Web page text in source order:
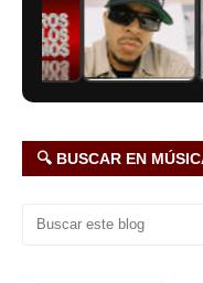
🔍 BUSCAR EN